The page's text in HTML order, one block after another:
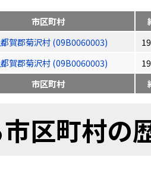
市区町村
賀郡菊沢村 (09B0060003)
賀郡菊沢村 (09B0060003)
市区町村
区町村の